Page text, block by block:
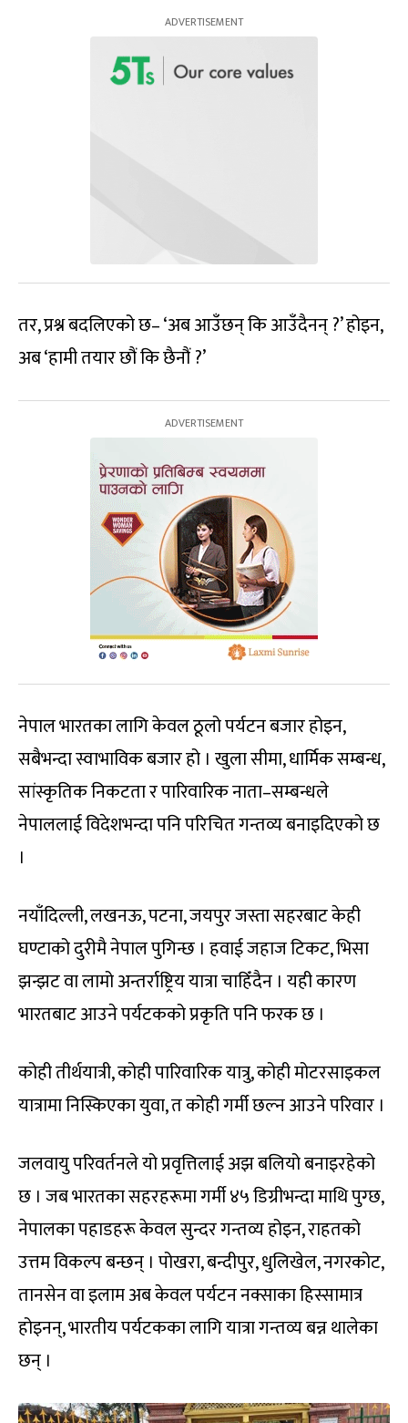
तर, प्रश्न बदलिएको छ– ‘अब आउँछन् कि आउँदैनन् ?’ होइन,
अब ‘हामी तयार छौं कि छैनौं ?’
नेपाल भारतका लागि केवल ठूलो पर्यटन बजार होइन,
सबैभन्दा स्वाभाविक बजार हो । खुला सीमा, धार्मिक सम्बन्ध,
सांस्कृतिक निकटता र पारिवारिक नाता–सम्बन्धले
नेपाललाई विदेशभन्दा पनि परिचित गन्तव्य बनाइदिएको छ
।
नयाँदिल्ली, लखनऊ, पटना, जयपुर जस्ता सहरबाट केही
घण्टाको दुरीमै नेपाल पुगिन्छ । हवाई जहाज टिकट, भिसा
झन्झट वा लामो अन्तर्राष्ट्रिय यात्रा चाहिँदैन । यही कारण
भारतबाट आउने पर्यटकको प्रकृति पनि फरक छ ।
कोही तीर्थयात्री, कोही पारिवारिक यात्रु, कोही मोटरसाइकल
यात्रामा निस्किएका युवा, त कोही गर्मी छल्न आउने परिवार ।
जलवायु परिवर्तनले यो प्रवृत्तिलाई अझ बलियो बनाइरहेको
छ । जब भारतका सहरहरूमा गर्मी ४५ डिग्रीभन्दा माथि पुग्छ,
नेपालका पहाडहरू केवल सुन्दर गन्तव्य होइन, राहतको
उत्तम विकल्प बन्छन् । पोखरा, बन्दीपुर, धुलिखेल, नगरकोट,
तानसेन वा इलाम अब केवल पर्यटन नक्साका हिस्सामात्र
होइनन्, भारतीय पर्यटकका लागि यात्रा गन्तव्य बन्न थालेका
छन् ।